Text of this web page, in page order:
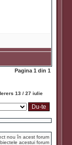
Pagina 1 din 1
13 / 27 iulie
nou în acest forum
acestui forum